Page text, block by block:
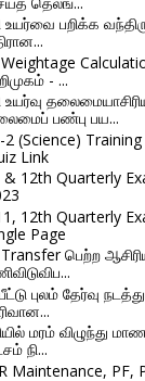
உயர்வை பறிக்க
- ...
உயர்வு
பண்பு பய...
2 (Science)
Link
& 12th Quarterly
12th Quarterly
Page
பெற்ற
புலம் தேர்வு
மரம் விழுந்து
நி...
Maintenance, PF,